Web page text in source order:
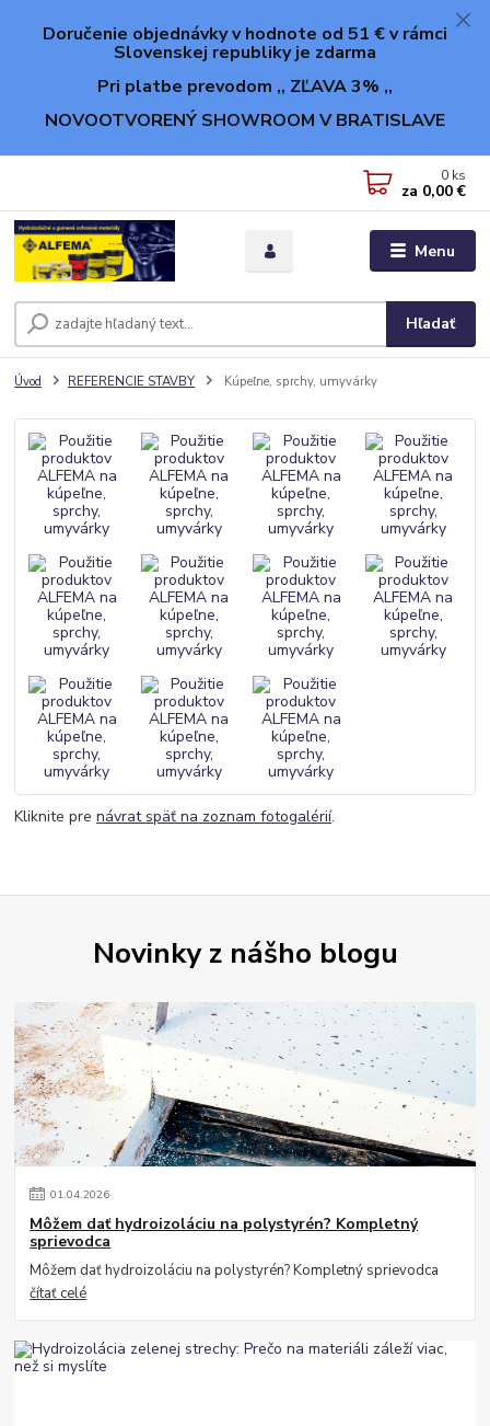
Doručenie objednávky v hodnote od 51 € v rámci
Slovenskej republiky je zdarma
Pri platbe prevodom ,, ZĽAVA 3% ,,
NOVOOTVORENÝ SHOWROOM V BRATISLAVE
Menu
Hľadať
0 ks
za 0,00 €
Úvod REFERENCIE STAVBY Kúpeľne, sprchy, umyvárky
Kliknite prenávrat späť na zoznam fotogalérií.
Novinky z nášho blogu
01.04.2026
Môžem dať hydroizoláciu na polystyrén? Kompletný
sprievodca
Môžem dať hydroizoláciu na polystyrén? Kompletný sprievodca
čítať celé